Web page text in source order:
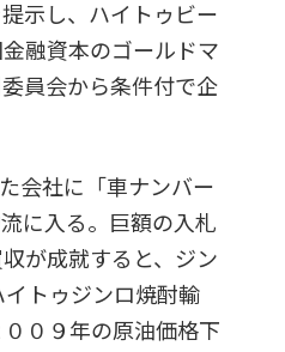
示し、ハイトゥビー
融資本のゴールドマ
員会から条件付で企
会社に「車ナンバー
に入る。巨額の入札
が成就すると、ジン
トゥジンロ焼酎輸
０９年の原油価格下